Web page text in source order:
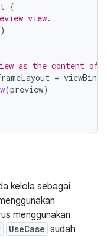
{
view.
)
as the content
=
(preview)
kelola sebagai
menggunakan
UseCase sudah